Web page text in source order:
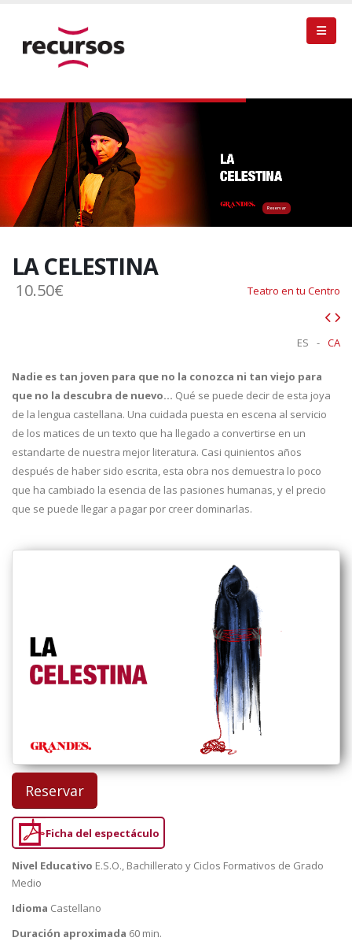
Reservar
LA CELESTINA
10.50€ Teatro en tu Centro
CA
-
ES
Nadie es tan joven para que no la conozca ni tan viejo para
que no la descubra de nuevo... Qué se puede decir de esta joya
de la lengua castellana. Una cuidada puesta en escena al servicio
de los matices de un texto que ha llegado a convertirse en un
estandarte de nuestra mejor literatura. Casi quinientos años
después de haber sido escrita, esta obra nos demuestra lo poco
que ha cambiado la esencia de las pasiones humanas, y el precio
que se puede llegar a pagar por creer dominarlas.
Reservar
Ficha del espectáculo
Nivel Educativo E.S.O., Bachillerato y Ciclos Formativos de Grado
Medio
Idioma Castellano
Duración aproximada 60 min.